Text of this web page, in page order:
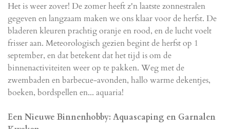
Het is weer zover! De zomer heeft z'n laatste zonnestralen
gegeven en langzaam maken we ons klaar voor de herfst. De
bladeren kleuren prachtig oranje en rood, en de lucht voelt
frisser aan. Meteorologisch gezien begint de herfst op 1
september, en dat betekent dat het tijd is om de
binnenactiviteiten weer op te pakken. Weg met de
zwembaden en barbecue-avonden, hallo warme dekentjes,
boeken, bordspellen en... aquaria!
Een Nieuwe Binnenhobby: Aquascaping en Garnalen